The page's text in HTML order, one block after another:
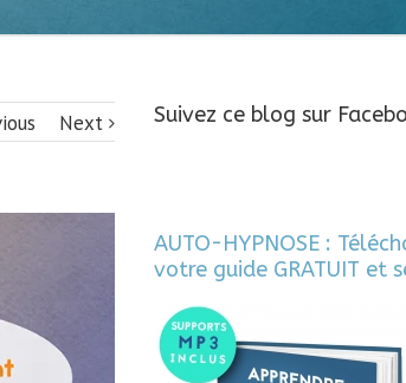
Next Suivez ce blog sur
AUTO-HYPNOSE :
votre guide GRATUIT et